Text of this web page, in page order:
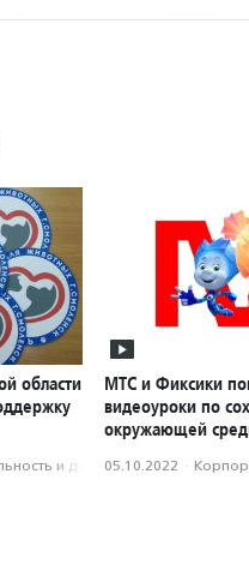
области
и доброволь­чест­во
МТС и Фиксики
видеоуроки по
окружающей
05.10.2022 ·